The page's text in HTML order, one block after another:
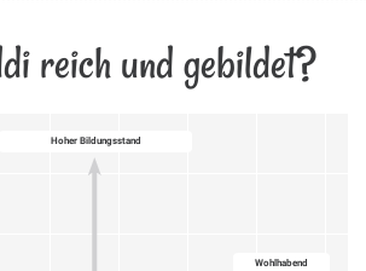
reich und gebildet?
Hoher Bildungsstand
Wohlhabend